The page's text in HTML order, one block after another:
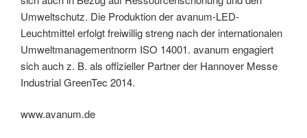
Umweltschutz. Die Produktion der avanum-LED-
Leuchtmittel erfolgt freiwillig streng nach der internationalen
Umweltmanagementnorm ISO 14001. avanum engagiert
sich auch z. B. als offizieller Partner der Hannover Messe
Industrial GreenTec 2014.
www.avanum.de